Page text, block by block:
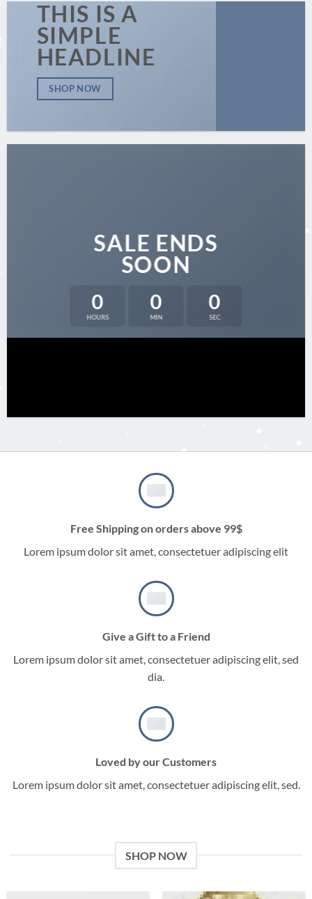
THIS IS A
SIMPLE
HEADLINE
SHOP NOW
SALE ENDS
SOON
0
HOURS
0
MIN
0
SEC
Free Shipping on orders above 99$
Lorem ipsum dolor sit amet, consectetuer adipiscing elit
Give a Gift to a Friend
Lorem ipsum dolor sit amet, consectetuer adipiscing elit, sed
dia.
Loved by our Customers
Lorem ipsum dolor sit amet, consectetuer adipiscing elit, sed.
SHOP NOW